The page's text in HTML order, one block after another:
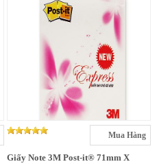
Mua Hàng
Giấy Note 3M Post-it® 71mm X